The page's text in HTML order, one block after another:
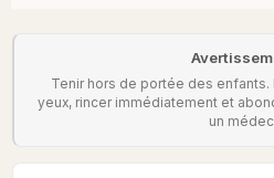
Tenir hors de portée des enfants.
yeux, rincer immédiatement et
un